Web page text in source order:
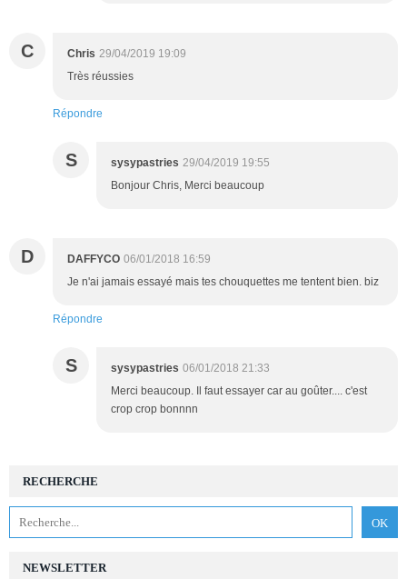
C Chris 29/04/2019 19:09
Très réussies
Répondre
S sysypastries 29/04/2019 19:55
Bonjour Chris, Merci beaucoup
D DAFFYCO 06/01/2018 16:59
Je n'ai jamais essayé mais tes chouquettes me tentent bien. biz
Répondre
S sysypastries 06/01/2018 21:33
Merci beaucoup. Il faut essayer car au goûter.... c'est
crop crop bonnnn
NEWSLETTER
RECHERCHE